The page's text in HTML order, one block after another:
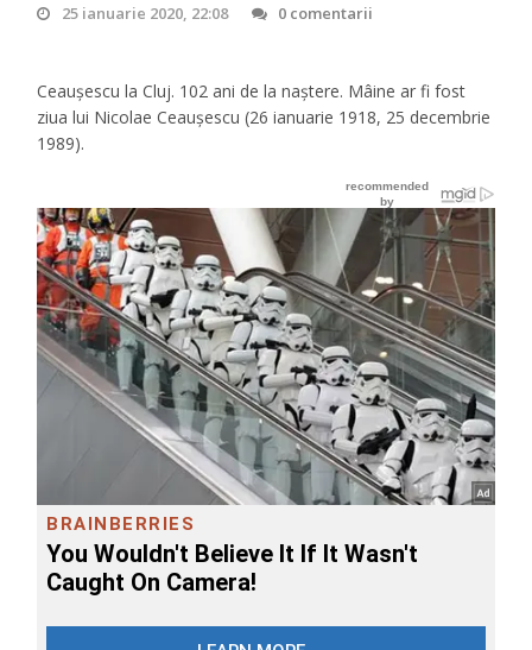
25 ianuarie 2020, 22:08 0 comentarii
Ceauşescu la Cluj. 102 ani de la naştere. Mâine ar fi fost
ziua lui Nicolae Ceauşescu (26 ianuarie 1918, 25 decembrie
1989).